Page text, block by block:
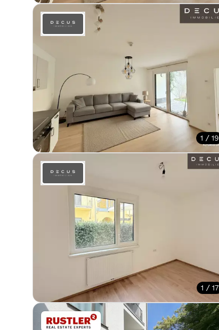
1 / 19
1 / 17